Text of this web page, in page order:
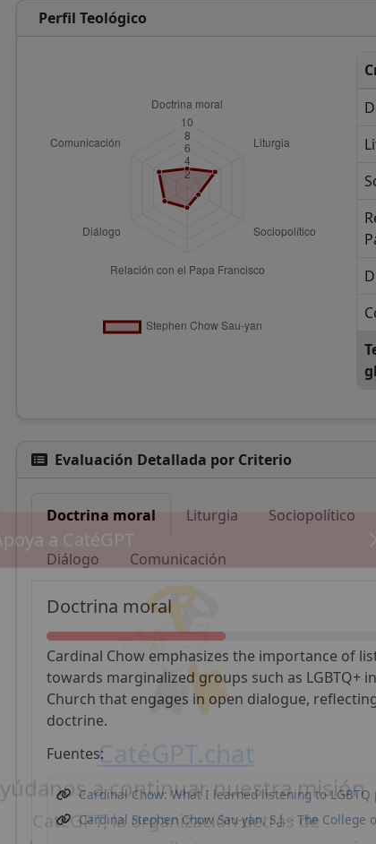
Perfil Teológico
Evaluación Detallada por Criterio
Doctrina moral Liturgia Sociopolítico
Diálogo Comunicación
Doctrina moral
Cardinal Chow emphasizes the importance of
towards marginalized groups such as LGBTQ+
Church that engages in open dialogue,
doctrine.
Fuentes:
Cardinal Chow: What I learned listening to
Cardinal Stephen Chow Sau-yan, S.J. - The College
CatéGPT.chat
Ayúdanos a continuar nuestra misión